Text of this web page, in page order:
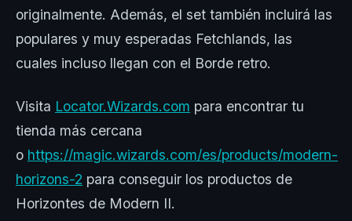
originalmente. Además, el set también incluirá las
populares y muy esperadas Fetchlands, las
cuales incluso llegan con el Borde retro.
Visita Locator.Wizards.com para encontrar tu
tienda más cercana
o https://magic.wizards.com/es/products/modern-
horizons-2 para conseguir los productos de
Horizontes de Modern II.